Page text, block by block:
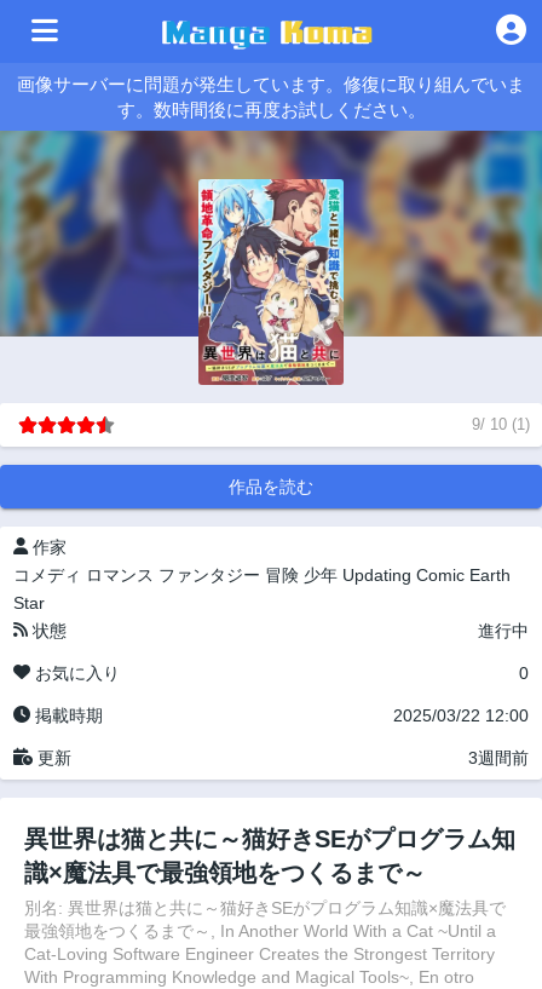
画像サーバーに問題が発生しています。修復に取り組んでいま
す。数時間後に再度お試しください。
9/ 10 (1)
作品を読む
作家
コメディ ロマンス ファンタジー 冒険 少年 Updating Comic Earth
Star
状態
進行中
お気に入り 0
掲載時期 2025/03/22 12:00
更新 3週間前
異世界は猫と共に～猫好きSEがプログラム知
識×魔法具で最強領地をつくるまで～
別名: 異世界は猫と共に～猫好きSEがプログラム知識×魔法具で
最強領地をつくるまで～, In Another World With a Cat ~Until a
Cat-Loving Software Engineer Creates the Strongest Territory
With Programming Knowledge and Magical Tools~, En otro